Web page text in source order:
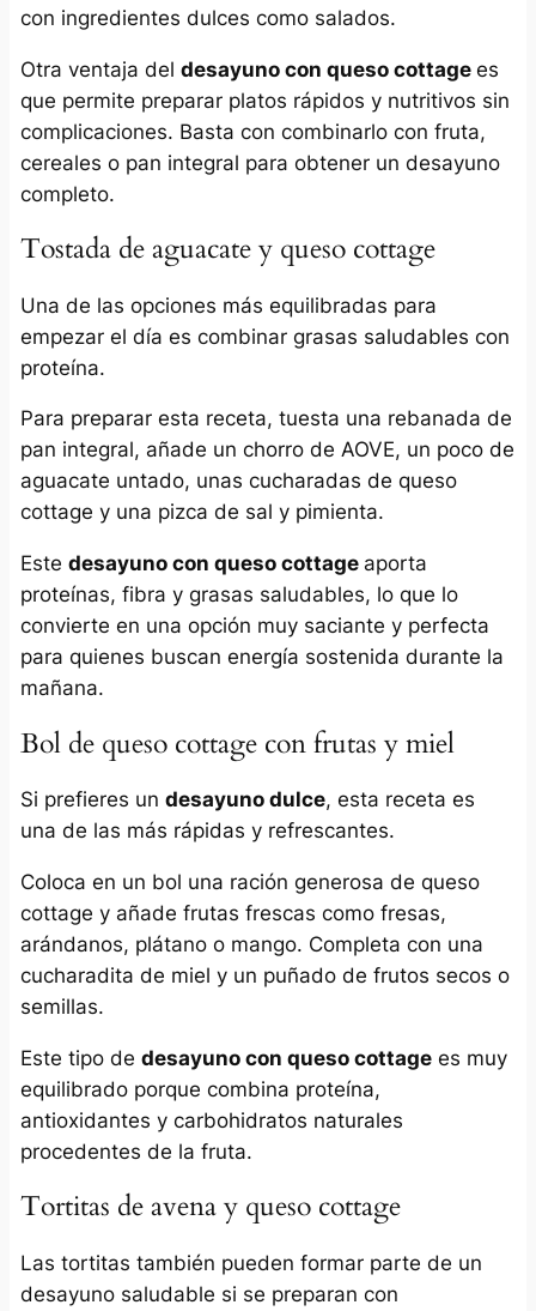
con ingredientes dulces como salados.
Otra ventaja del desayuno con queso cottage es
que permite preparar platos rápidos y nutritivos sin
complicaciones. Basta con combinarlo con fruta,
cereales o pan integral para obtener un desayuno
completo.
Tostada de aguacate y queso cottage
Una de las opciones más equilibradas para
empezar el día es combinar grasas saludables con
proteína.
Para preparar esta receta, tuesta una rebanada de
pan integral, añade un chorro de AOVE, un poco de
aguacate untado, unas cucharadas de queso
cottage y una pizca de sal y pimienta.
Este desayuno con queso cottage aporta
proteínas, fibra y grasas saludables, lo que lo
convierte en una opción muy saciante y perfecta
para quienes buscan energía sostenida durante la
mañana.
Bol de queso cottage con frutas y miel
Si prefieres un desayuno dulce, esta receta es
una de las más rápidas y refrescantes.
Coloca en un bol una ración generosa de queso
cottage y añade frutas frescas como fresas,
arándanos, plátano o mango. Completa con una
cucharadita de miel y un puñado de frutos secos o
semillas.
Este tipo de desayuno con queso cottagees muy
equilibrado porque combina proteína,
antioxidantes y carbohidratos naturales
procedentes de la fruta.
Tortitas de avena y queso cottage
Las tortitas también pueden formar parte de un
desayuno saludable si se preparan con